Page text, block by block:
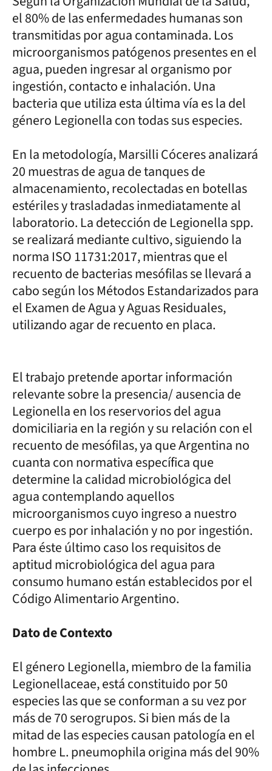
el 80% de las enfermedades humanas son
transmitidas por agua contaminada. Los
microorganismos patógenos presentes en el
agua, pueden ingresar al organismo por
ingestión, contacto e inhalación. Una
bacteria que utiliza esta última vía es la del
género Legionella con todas sus especies.
En la metodología, Marsilli Cóceres analizará
20 muestras de agua de tanques de
almacenamiento, recolectadas en botellas
estériles y trasladadas inmediatamente al
laboratorio. La detección de Legionella spp.
se realizará mediante cultivo, siguiendo la
norma ISO 11731:2017, mientras que el
recuento de bacterias mesófilas se llevará a
cabo según los Métodos Estandarizados para
el Examen de Agua y Aguas Residuales,
utilizando agar de recuento en placa.
El trabajo pretende aportar información
relevante sobre la presencia/ ausencia de
Legionella en los reservorios del agua
domiciliaria en la región y su relación con el
recuento de mesófilas, ya que Argentina no
cuanta con normativa específica que
determine la calidad microbiológica del
agua contemplando aquellos
microorganismos cuyo ingreso a nuestro
cuerpo es por inhalación y no por ingestión.
Para éste último caso los requisitos de
aptitud microbiológica del agua para
consumo humano están establecidos por el
Código Alimentario Argentino.
Dato de Contexto
El género Legionella, miembro de la familia
Legionellaceae, está constituido por 50
especies las que se conforman a su vez por
más de 70 serogrupos. Si bien más de la
mitad de las especies causan patología en el
hombre L. pneumophila origina más del 90%